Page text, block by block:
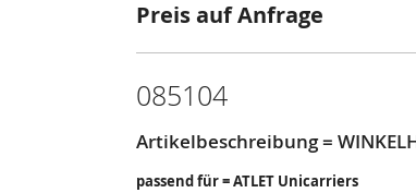
Preis auf Anfrage
085104
Artikelbeschreibung =
passend für = ATLET Unicarriers